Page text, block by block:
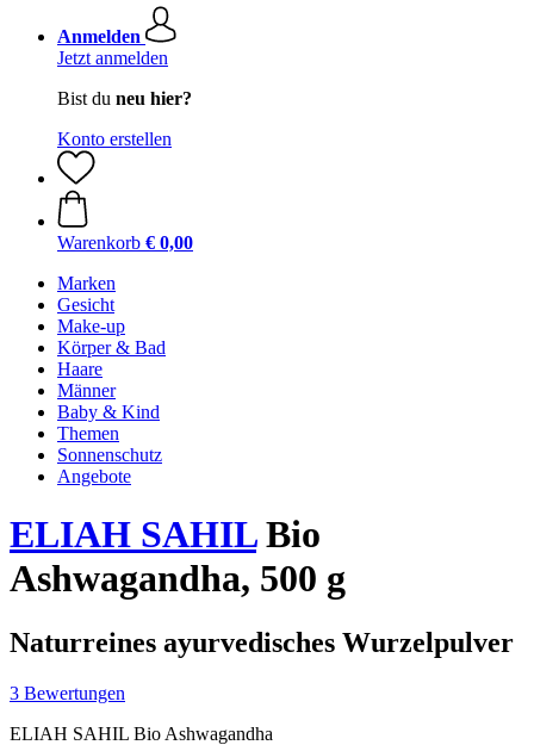
Anmelden
Jetzt anmelden
Bist du neu hier?
Konto erstellen
Warenkorb € 0,00
Marken
Gesicht
Make-up
Körper & Bad
Haare
Männer
Baby & Kind
Themen
Sonnenschutz
Angebote
ELIAH SAHILBio
Ashwagandha, 500 g
Naturreines ayurvedisches Wurzelpulver
3 Bewertungen
ELIAH SAHIL Bio Ashwagandha